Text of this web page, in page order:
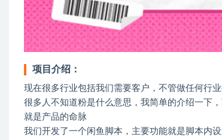
项目介绍：
现在很多行业包括我们需要客户，不管做任何行
很多人不知道粉是什么意思，我简单的介绍一下
就是产品的命脉
我们开发了一个闲鱼脚本，主要功能就是脚本内